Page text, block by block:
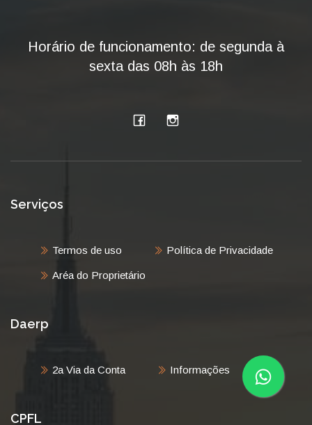
Horário de funcionamento: de segunda à
sexta das 08h às 18h
Serviços
Termos de uso Política de Privacidade
Aréa do Proprietário
Daerp
2a Via da Conta Informações
CPFL